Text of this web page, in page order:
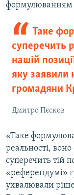
формулюванням
Таке
суперечить
нашій
яку заявили
громадяни
Дмитро Пєсков
«Таке
реальності,
суперечить тій
«референдумі»
ухвалювали